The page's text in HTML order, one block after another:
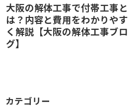
大阪の解体工事で付帯工事と
は？内容と費用をわかりやす
く解説【大阪の解体工事ブロ
グ】
カテゴリー